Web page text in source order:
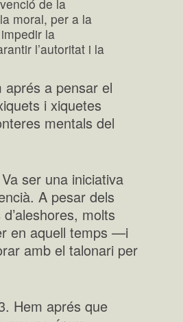
de la
moral, per a la
la
l’autoritat i la
a pensar el
i xiquetes
mentals del
ser una iniciativa
A pesar dels
molts
en aquell temps —i
amb el talonari per
Hem aprés que